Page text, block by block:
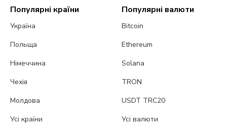
Популярні країни
Україна
Польща
Німеччина
Чехія
Молдова
Усі країни
Популярні валюти
Bitcoin
Ethereum
Solana
TRON
USDT TRC20
Усі валюти